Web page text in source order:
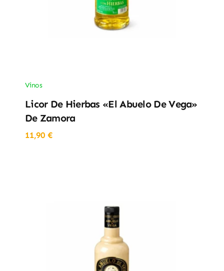
Vinos
Licor De Hierbas «El Abuelo De Vega»
De Zamora
11,90 €